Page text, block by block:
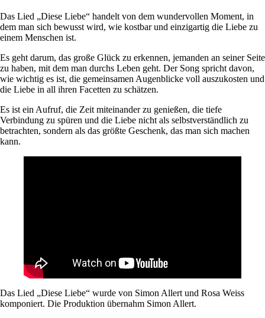
Das Lied „Diese Liebe“ handelt von dem wundervollen Moment, in
dem man sich bewusst wird, wie kostbar und einzigartig die Liebe zu
einem Menschen ist.
Es geht darum, das große Glück zu erkennen, jemanden an seiner Seite
zu haben, mit dem man durchs Leben geht. Der Song spricht davon,
wie wichtig es ist, die gemeinsamen Augenblicke voll auszukosten und
die Liebe in all ihren Facetten zu schätzen.
Es ist ein Aufruf, die Zeit miteinander zu genießen, die tiefe
Verbindung zu spüren und die Liebe nicht als selbstverständlich zu
betrachten, sondern als das größte Geschenk, das man sich machen
kann.
Das Lied „Diese Liebe“ wurde von Simon Allert und Rosa Weiss
komponiert. Die Produktion übernahm Simon Allert.